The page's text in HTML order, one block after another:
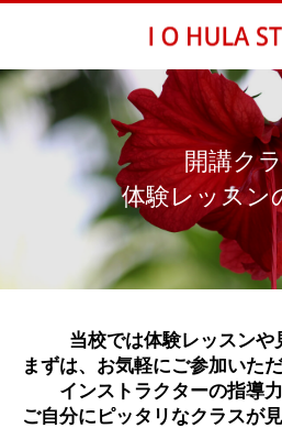
開講ク
体験レッスン
当校では体験レッスンや
まずは、お気軽にご参加いた
インストラクターの指導
ご自分にピッタリなクラスが